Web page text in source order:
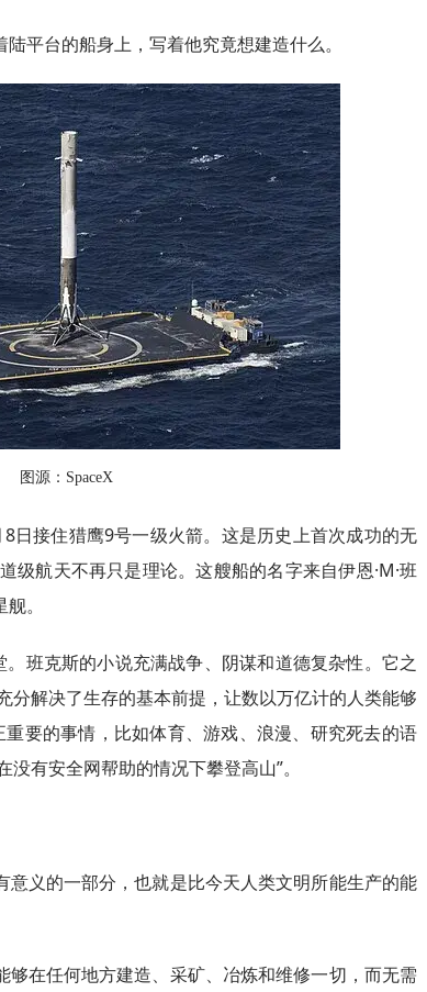
平台的船身上，写着他究竟想建造什么。
图源：SpaceX
日接住猎鹰9号一级火箭。这是历史上首次成功的无
级航天不再只是理论。这艘船的名字来自伊恩·M·班
。
。班克斯的小说充满战争、阴谋和道德复杂性。它之
分解决了生存的基本前提，让数以万亿计的人类能够
要的事情，比如体育、游戏、浪漫、研究死去的语
有安全网帮助的情况下攀登高山”。
意义的一部分，也就是比今天人类文明所能生产的能
在任何地方建造、采矿、冶炼和维修一切，而无需